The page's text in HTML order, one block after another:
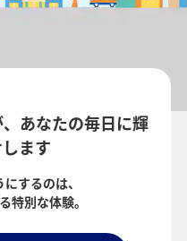
あなたの毎日に輝
ます
するのは、
特別な体験。